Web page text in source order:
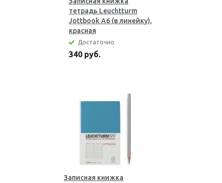
тетрадь Leuchtturm
Jottbook А6 (в линейку),
красная
Достаточно
340 руб.
Записная книжка